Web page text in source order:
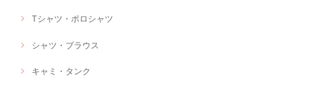
Tシャツ・ポロシャツ
シャツ・ブラウス
キャミ・タンク